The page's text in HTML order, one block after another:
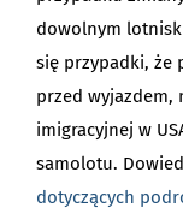
dowolnym
się przypadki, że
przed
imigracyjnej w
samolotu.
dotyczących